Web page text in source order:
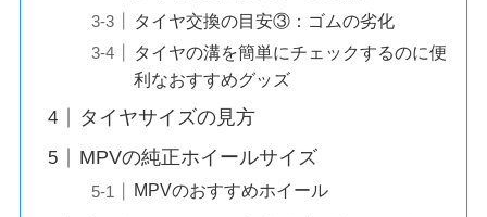
タイヤ交換の目安③：ゴムの劣化
タイヤの溝を簡単にチェックするのに便
利なおすすめグッズ
タイヤサイズの見方
MPVの純正ホイールサイズ
MPVのおすすめホイール